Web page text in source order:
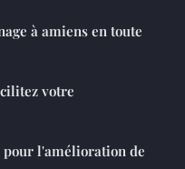
à amiens en toute
votre
l'amélioration de